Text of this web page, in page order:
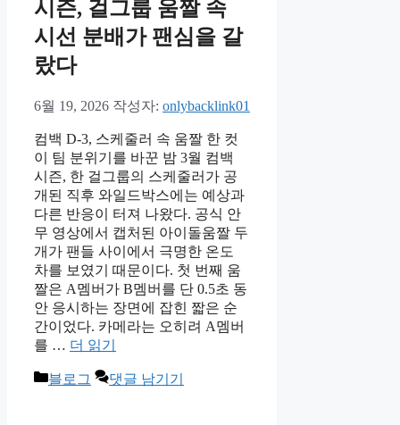
시즌, 걸그룹 움짤 속
시선 분배가 팬심을 갈
랐다
6월 19, 2026 작성자: onlybacklink01
컴백 D-3, 스케줄러 속 움짤 한 컷
이 팀 분위기를 바꾼 밤 3월 컴백
시즌, 한 걸그룹의 스케줄러가 공
개된 직후 와일드박스에는 예상과
다른 반응이 터져 나왔다. 공식 안
무 영상에서 캡처된 아이돌움짤 두
개가 팬들 사이에서 극명한 온도
차를 보였기 때문이다. 첫 번째 움
짤은 A멤버가 B멤버를 단 0.5초 동
안 응시하는 장면에 잡힌 짧은 순
간이었다. 카메라는 오히려 A멤버
를 … 더 읽기
카
블로그 댓글 남기기